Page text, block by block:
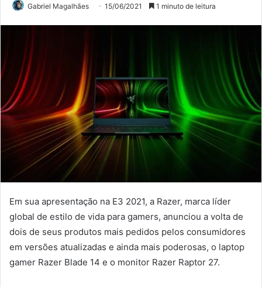
Gabriel Magalhães 15/06/2021 1 minuto de leitura
Em sua apresentação na E3 2021, a Razer, marca líder
global de estilo de vida para gamers, anunciou a volta de
dois de seus produtos mais pedidos pelos consumidores
em versões atualizadas e ainda mais poderosas, o laptop
gamer Razer Blade 14 e o monitor Razer Raptor 27.